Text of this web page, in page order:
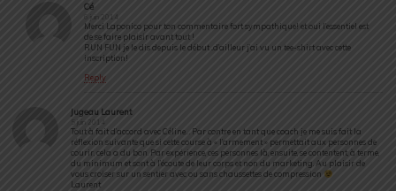
Cé
6 juin 2014
Merci Laponico pour ton commentaire fort sympathique! et oui l’essentiel est
de se faire plaisir avant tout !
RUN FUN je le dis depuis le début ..d’ailleur j’ai vu un tee-shirt avec cette
inscription!
Reply
Jugeau Laurent
5 juin 2014
Tout à fait d’accord avec Céline… Par contre en tant que coach je me suis fait la
réflexion suivante que si cette course à « l’armement » permettait aux personnes de
courir, cela a du bon. Par expérience, ces personnes là, ensuite, se contentent, à terme,
du minimum et sont à l’écoute de leur corps et non du marketing. Au plaisir de
vous croiser sur un sentier avec ou sans chaussettes de compression
Laurent